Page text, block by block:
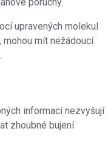
upravených molekul
mít nežádoucí
informací nezvyšují
zhoubné bujení